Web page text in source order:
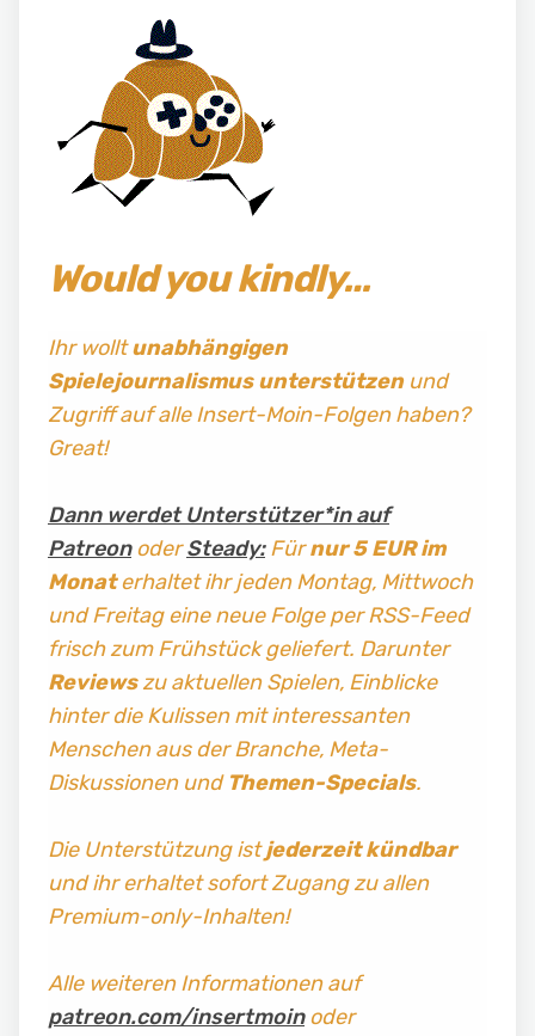
Would you kindly…
Ihr wolltunabhängigen
Spielejournalismus unterstützenund
Zugriff auf alle Insert-Moin-Folgen haben?
Great!
Dann werdet Unterstützer*in auf
PatreonoderSteady:Fürnur 5 EUR im
Monaterhaltet ihr jeden Montag, Mittwoch
und Freitag eine neue Folge per RSS-Feed
frisch zum Frühstück geliefert. Darunter
Reviewszu aktuellen Spielen, Einblicke
hinter die Kulissen mit interessanten
Menschen aus der Branche, Meta-
Diskussionen und Themen-Specials.
Die Unterstützung istjederzeit kündbar
und ihr erhaltet sofort Zugang zu allen
Premium-only-Inhalten!
Alle weiteren Informationen auf
patreon.com/insertmoinoder